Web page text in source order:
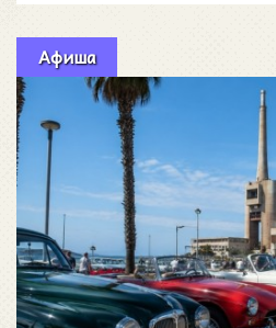
Афиша